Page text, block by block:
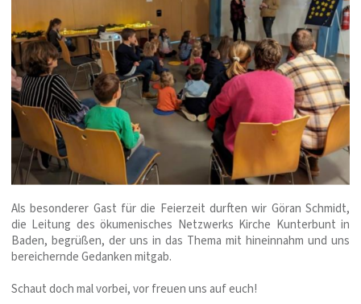
Als besonderer Gast für die Feierzeit durften wir Göran Schmidt,
die Leitung des ökumenisches Netzwerks Kirche Kunterbunt in
Baden, begrüßen, der uns in das Thema mit hineinnahm und uns
bereichernde Gedanken mitgab.
Schaut doch mal vorbei, vor freuen uns auf euch!